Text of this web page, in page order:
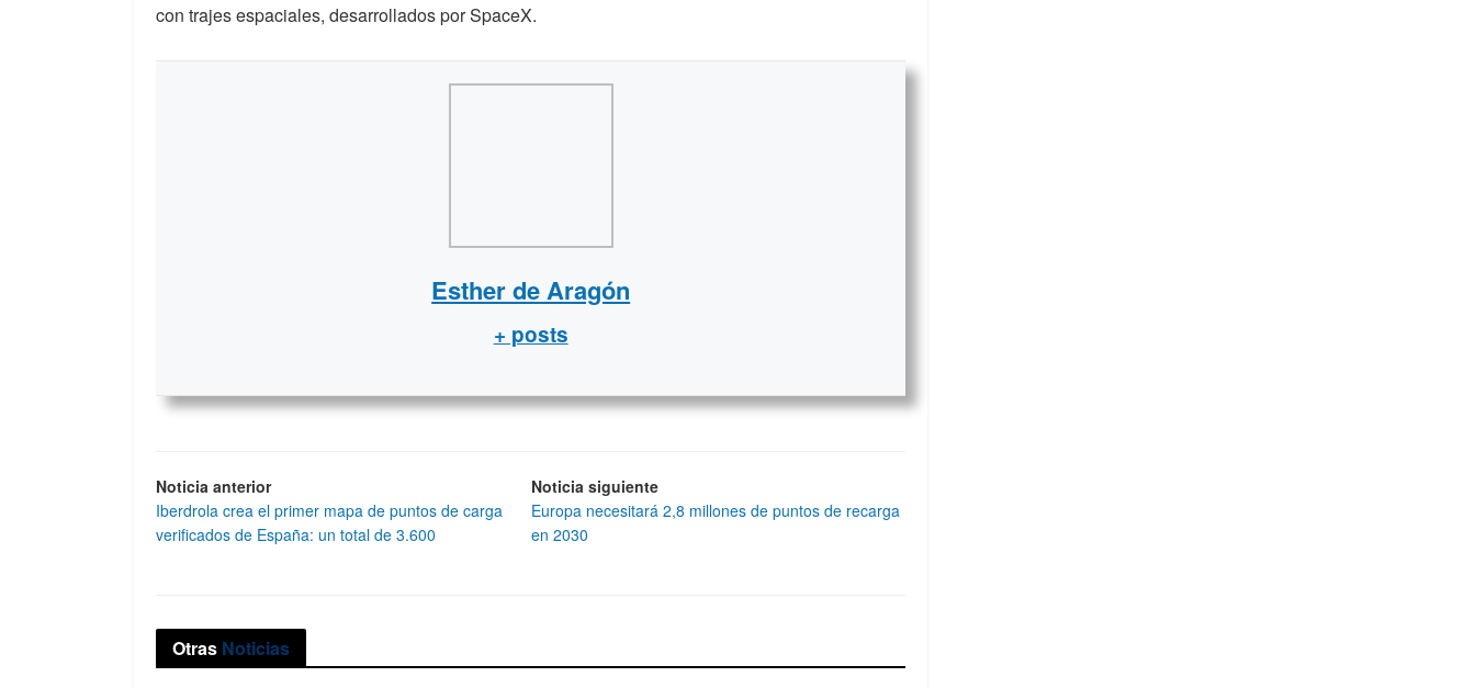
con trajes espaciales, desarrollados por SpaceX.
Esther de Aragón
+ posts
Noticia anterior
Iberdrola crea el primer mapa de puntos de carga
verificados de España: un total de 3.600
Noticia siguiente
Europa necesitará 2,8 millones de puntos de recarga
en 2030
Otras Noticias